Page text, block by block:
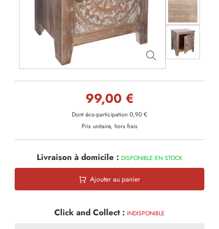
99,00 €
Dont éco-participation 0,90 €
Prix unitaire, hors frais
Livraison à domicile : DISPONIBLE EN STOCK
Ajouter au panier
Click and Collect : INDISPONIBLE